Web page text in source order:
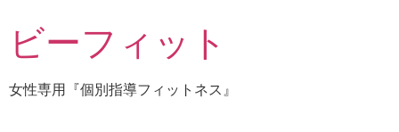
ツ
ビーフィット
女性専用『個別指導フィットネス』